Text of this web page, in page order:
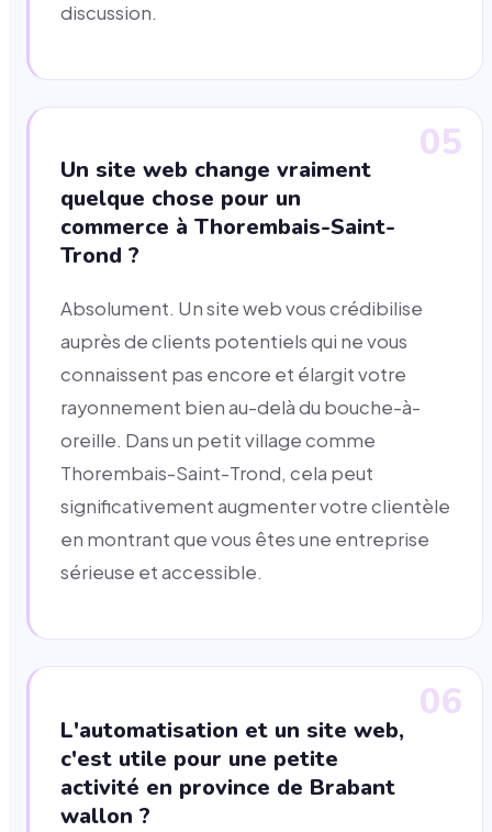
discussion.
05
Un site web change vraiment
quelque chose pour un
commerce à Thorembais-Saint-
Trond ?
Absolument. Un site web vous crédibilise
auprès de clients potentiels qui ne vous
connaissent pas encore et élargit votre
rayonnement bien au-delà du bouche-à-
oreille. Dans un petit village comme
Thorembais-Saint-Trond, cela peut
significativement augmenter votre clientèle
en montrant que vous êtes une entreprise
sérieuse et accessible.
06
L'automatisation et un site web,
c'est utile pour une petite
activité en province de Brabant
wallon ?